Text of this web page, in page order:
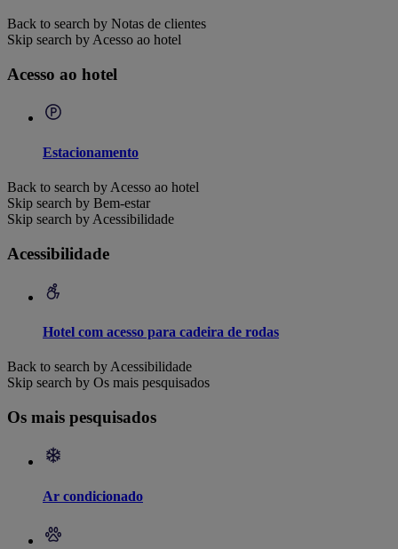
Back to search by Notas de clientes
Skip search by Acesso ao hotel
Acesso ao hotel
Estacionamento
Back to search by Acesso ao hotel
Skip search by Bem-estar
Skip search by Acessibilidade
Acessibilidade
Hotel com acesso para cadeira de rodas
Back to search by Acessibilidade
Skip search by Os mais pesquisados
Os mais pesquisados
Ar condicionado